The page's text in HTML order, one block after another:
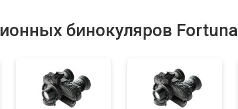
бинокуляров Fortuna